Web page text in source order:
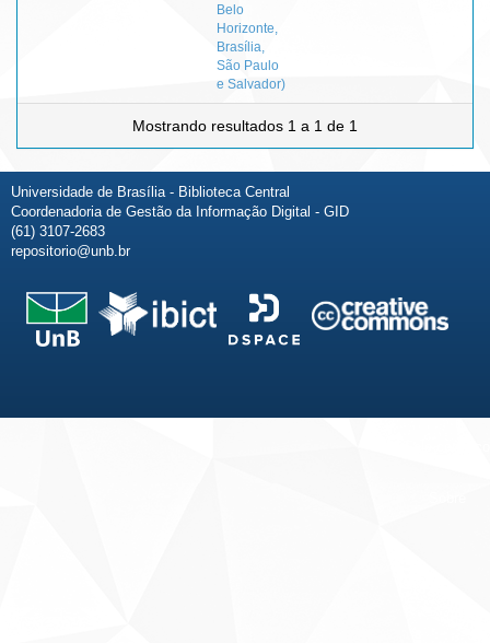
Belo
Horizonte,
Brasília,
São Paulo
e Salvador)
Mostrando resultados 1 a 1 de 1
Universidade de Brasília - Biblioteca Central
Coordenadoria de Gestão da Informação Digital - GID
(61) 3107-2683
repositorio@unb.br